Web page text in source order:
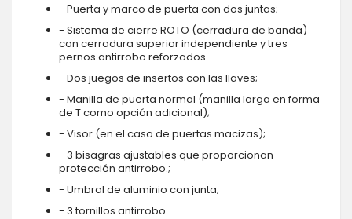
- Puerta y marco de puerta con dos juntas;
- Sistema de cierre ROTO (cerradura de banda)
con cerradura superior independiente y tres
pernos antirrobo reforzados.
- Dos juegos de insertos con las llaves;
- Manilla de puerta normal (manilla larga en forma
de T como opción adicional);
- Visor (en el caso de puertas macizas);
- 3 bisagras ajustables que proporcionan
protección antirrobo.;
- Umbral de aluminio con junta;
- 3 tornillos antirrobo.